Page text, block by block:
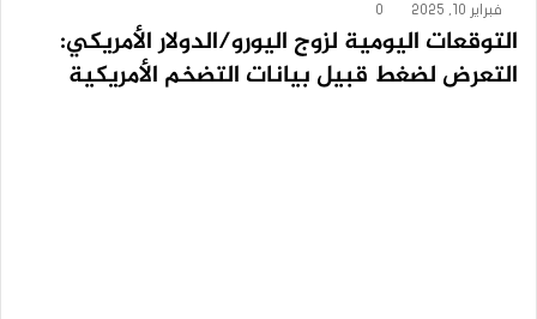
فبراير 10, 2025 0
التوقعات اليومية لزوج اليورو/الدولار الأمريكي:
التعرض لضغط قبيل بيانات التضخم الأمريكية